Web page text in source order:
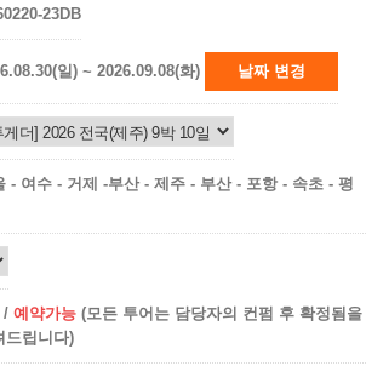
23DB
일) ~ 2026.09.08(화) 날짜 변경
- 여수 - 거제 -부산 - 제주 - 부산 - 포항 - 속초 - 평
/ 예약가능 (모든 투어는 담당자의 컨펌 후 확정됨을
드립니다)